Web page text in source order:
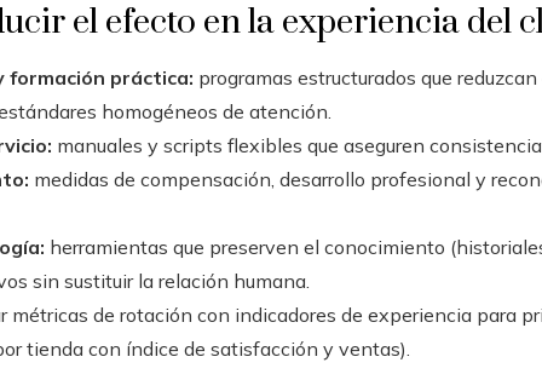
el efecto en la experiencia del
formación práctica: programas estructurados que
homogéneos de atención.
manuales y scripts flexibles que aseguren
medidas de compensación, desarrollo profesional y
herramientas que preserven el conocimiento
sin sustituir la relación humana.
métricas de rotación con indicadores de experiencia para
tienda con índice de satisfacción y ventas).